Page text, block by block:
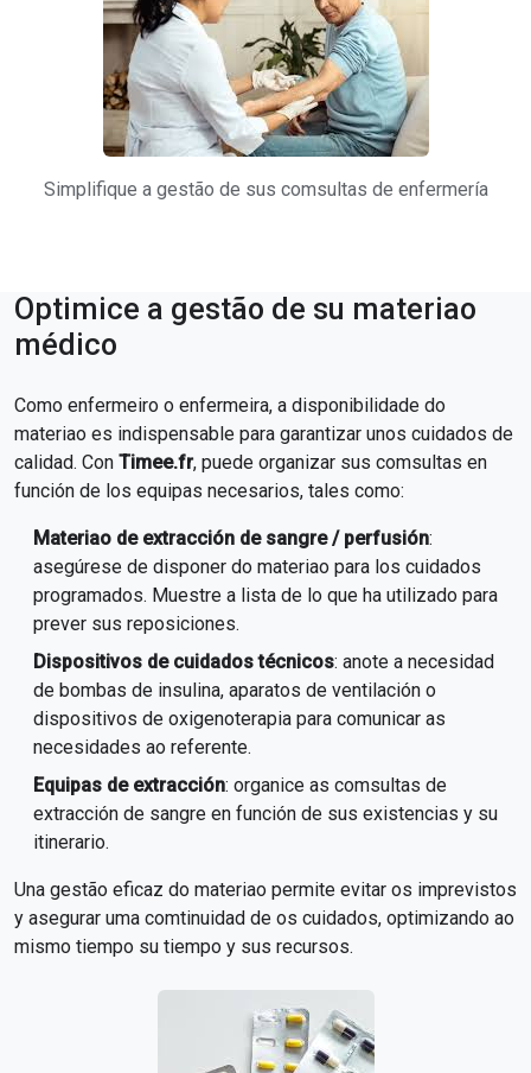
Simplifique a gestão de sus comsultas de enfermería
Optimice a gestão de su materiao
médico
Como enfermeiro o enfermeira, a disponibilidade do
materiao es indispensable para garantizar unos cuidados de
calidad. Con Timee.fr, puede organizar sus comsultas en
función de los equipas necesarios, tales como:
Materiao de extracción de sangre / perfusión:
asegúrese de disponer do materiao para los cuidados
programados. Muestre a lista de lo que ha utilizado para
prever sus reposiciones.
Dispositivos de cuidados técnicos: anote a necesidad
de bombas de insulina, aparatos de ventilación o
dispositivos de oxigenoterapia para comunicar as
necesidades ao referente.
Equipas de extracción: organice as comsultas de
extracción de sangre en función de sus existencias y su
itinerario.
Una gestão eficaz do materiao permite evitar os imprevistos
y asegurar uma comtinuidad de os cuidados, optimizando ao
mismo tiempo su tiempo y sus recursos.